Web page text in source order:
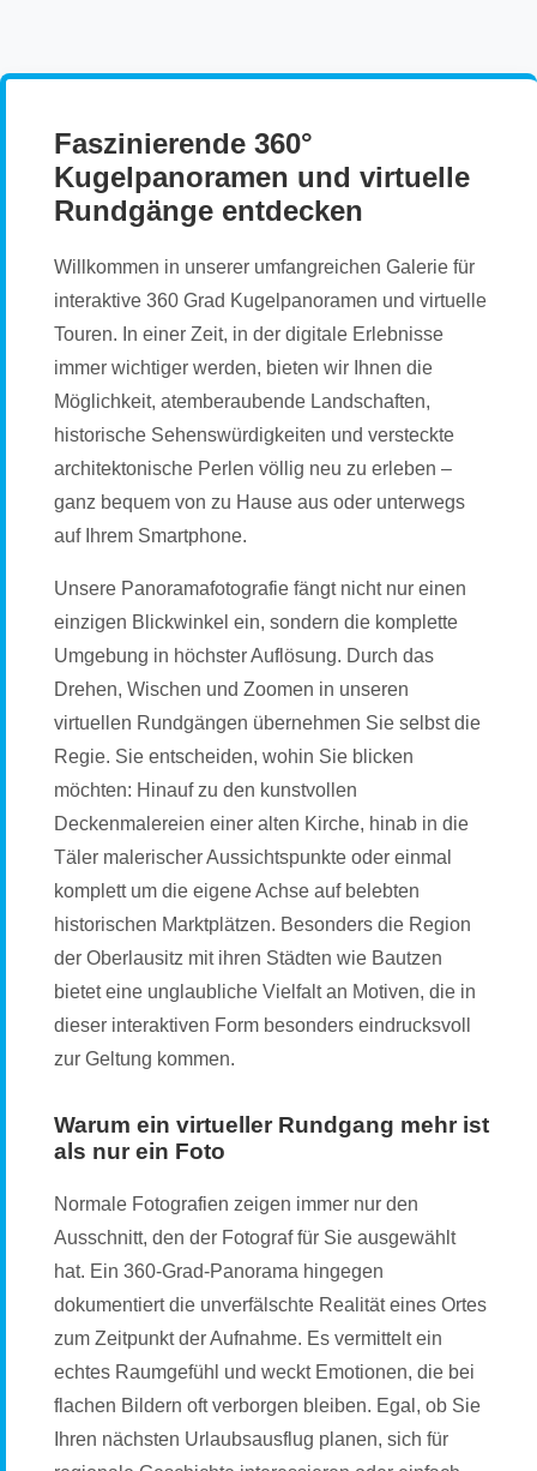
Faszinierende 360°
Kugelpanoramen und virtuelle
Rundgänge entdecken
Willkommen in unserer umfangreichen Galerie für
interaktive 360 Grad Kugelpanoramen und virtuelle
Touren. In einer Zeit, in der digitale Erlebnisse
immer wichtiger werden, bieten wir Ihnen die
Möglichkeit, atemberaubende Landschaften,
historische Sehenswürdigkeiten und versteckte
architektonische Perlen völlig neu zu erleben –
ganz bequem von zu Hause aus oder unterwegs
auf Ihrem Smartphone.
Unsere Panoramafotografie fängt nicht nur einen
einzigen Blickwinkel ein, sondern die komplette
Umgebung in höchster Auflösung. Durch das
Drehen, Wischen und Zoomen in unseren
virtuellen Rundgängen übernehmen Sie selbst die
Regie. Sie entscheiden, wohin Sie blicken
möchten: Hinauf zu den kunstvollen
Deckenmalereien einer alten Kirche, hinab in die
Täler malerischer Aussichtspunkte oder einmal
komplett um die eigene Achse auf belebten
historischen Marktplätzen. Besonders die Region
der Oberlausitz mit ihren Städten wie Bautzen
bietet eine unglaubliche Vielfalt an Motiven, die in
dieser interaktiven Form besonders eindrucksvoll
zur Geltung kommen.
Warum ein virtueller Rundgang mehr ist
als nur ein Foto
Normale Fotografien zeigen immer nur den
Ausschnitt, den der Fotograf für Sie ausgewählt
hat. Ein 360-Grad-Panorama hingegen
dokumentiert die unverfälschte Realität eines Ortes
zum Zeitpunkt der Aufnahme. Es vermittelt ein
echtes Raumgefühl und weckt Emotionen, die bei
flachen Bildern oft verborgen bleiben. Egal, ob Sie
Ihren nächsten Urlaubsausflug planen, sich für